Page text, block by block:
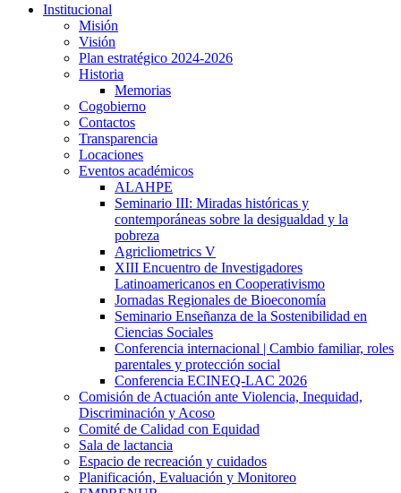
Institucional
Misión
Visión
Plan estratégico 2024-2026
Historia
Memorias
Cogobierno
Contactos
Transparencia
Locaciones
Eventos académicos
ALAHPE
Seminario III: Miradas históricas y
contemporáneas sobre la desigualdad y la
pobreza
Agricliometrics V
XIII Encuentro de Investigadores
Latinoamericanos en Cooperativismo
Jornadas Regionales de Bioeconomía
Seminario Enseñanza de la Sostenibilidad en
Ciencias Sociales
Conferencia internacional | Cambio familiar, roles
parentales y protección social
Conferencia ECINEQ-LAC 2026
Comisión de Actuación ante Violencia, Inequidad,
Discriminación y Acoso
Comité de Calidad con Equidad
Sala de lactancia
Espacio de recreación y cuidados
Planificación, Evaluación y Monitoreo